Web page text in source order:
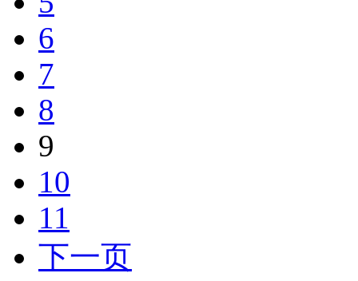
6
7
8
9
10
11
下一页